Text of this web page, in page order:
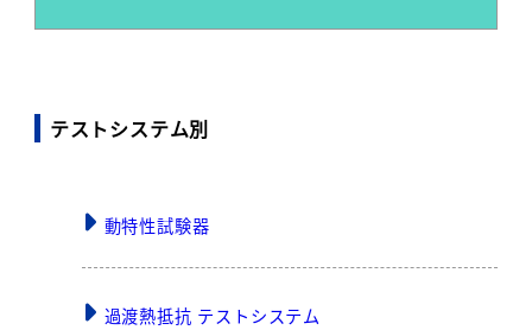
テストシステム別
動特性試験器
過渡熱抵抗 テストシステム